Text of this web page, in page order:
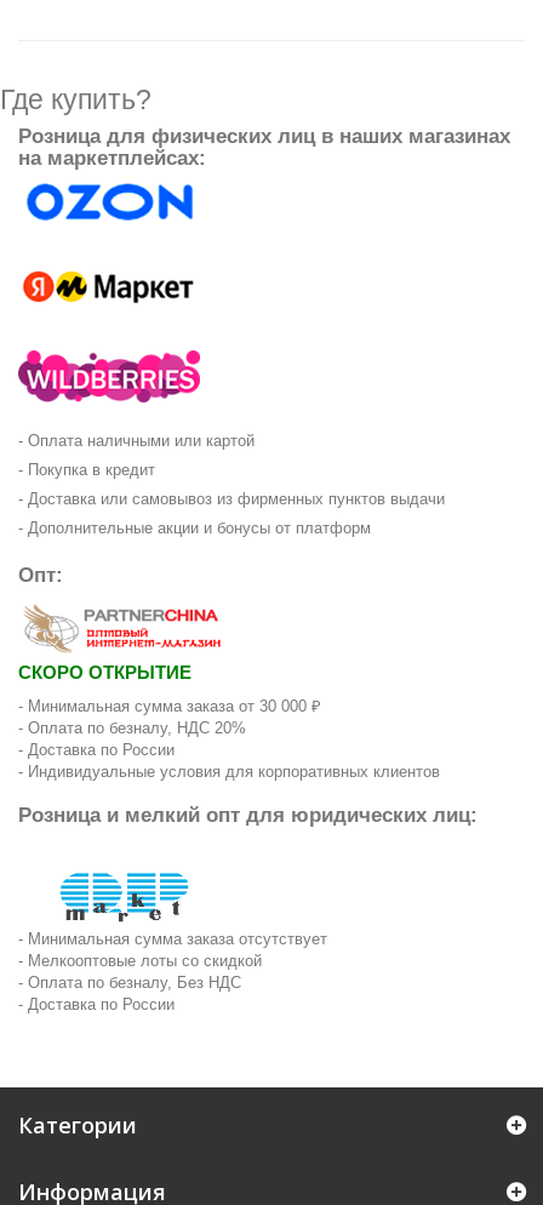
Где купить?
Розница для физических лиц в наших магазинах
на маркетплейсах:
- Оплата наличными или картой
- Покупка в кредит
- Доставка или самовывоз из фирменных пунктов выдачи
- Дополнительные акции и бонусы от платформ
Опт:
СКОРО ОТКРЫТИЕ
- Минимальная сумма заказа от 30 000 ₽
- Оплата по безналу, НДС 20%
- Доставка по России
- Индивидуальные условия для корпоративных клиентов
Розница и мелкий опт для юридических лиц:
- Минимальная сумма заказа отсутствует
- Мелкооптовые лоты со скидкой
- Оплата по безналу, Без НДС
- Доставка по России
Категории
Информация